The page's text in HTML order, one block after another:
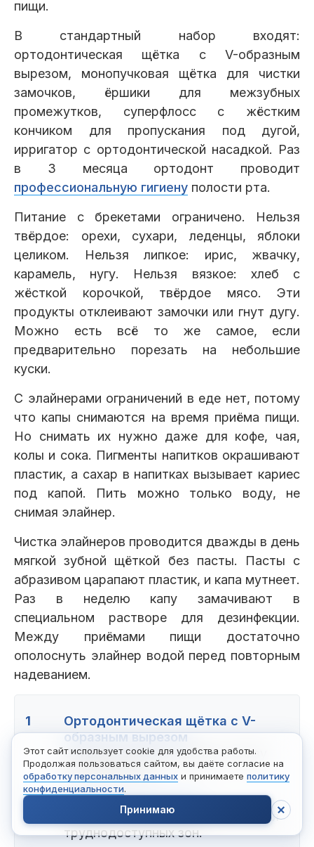
пищи.
В стандартный набор входят:
ортодонтическая щётка с V-образным
вырезом, монопучковая щётка для чистки
замочков, ёршики для межзубных
промежутков, суперфлосс с жёстким
кончиком для пропускания под дугой,
ирригатор с ортодонтической насадкой. Раз
в 3 месяца ортодонт проводит
профессиональную гигиену полости рта.
Питание с брекетами ограничено. Нельзя
твёрдое: орехи, сухари, леденцы, яблоки
целиком. Нельзя липкое: ирис, жвачку,
карамель, нугу. Нельзя вязкое: хлеб с
жёсткой корочкой, твёрдое мясо. Эти
продукты отклеивают замочки или гнут дугу.
Можно есть всё то же самое, если
предварительно порезать на небольшие
куски.
С элайнерами ограничений в еде нет, потому
что капы снимаются на время приёма пищи.
Но снимать их нужно даже для кофе, чая,
колы и сока. Пигменты напитков окрашивают
пластик, а сахар в напитках вызывает кариес
под капой. Пить можно только воду, не
снимая элайнер.
Чистка элайнеров проводится дважды в день
мягкой зубной щёткой без пасты. Пасты с
абразивом царапают пластик, и капа мутнеет.
Раз в неделю капу замачивают в
специальном растворе для дезинфекции.
Между приёмами пищи достаточно
ополоснуть элайнер водой перед повторным
надеванием.
1
Ортодонтическая щётка с V-
образным вырезом
Очищает замочки сверху и снизу
одновременно.
2
Монопучковая щётка
Пучок из одного ряда волокон для
труднодоступных зон.
Этот сайт использует cookie для удобства работы.
Продолжая пользоваться сайтом, вы даёте согласие на
обработку персональных данных и принимаете политику
конфиденциальности.
Принимаю